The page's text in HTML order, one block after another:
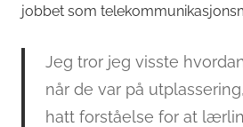
jobbet som
Jeg tror jeg visste
når de var på
hatt forståelse for at